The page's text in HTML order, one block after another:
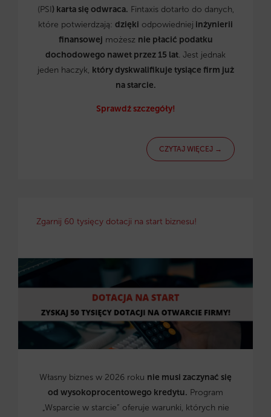
(PSI) karta się odwraca. Fintaxis dotarło do danych,
które potwierdzają: dzięki odpowiedniej inżynierii
finansowej możesz nie płacić podatku
dochodowego nawet przez 15 lat. Jest jednak
jeden haczyk, który dyskwalifikuje tysiące firm już
na starcie.
Sprawdź szczegóły!
CZYTAJ WIĘCEJ →
Zgarnij 60 tysięcy dotacji na start biznesu!
Własny biznes w 2026 roku nie musi zaczynać się
od wysokoprocentowego kredytu. Program
„Wsparcie w starcie” oferuje warunki, których nie